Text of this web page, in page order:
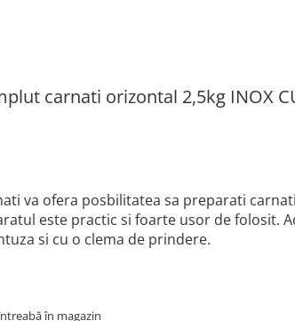
carnati orizontal 2,5kg INOX
va ofera posbilitatea sa preparati
este practic si foarte usor de folosit.
si cu o clema de prindere.
în magazin